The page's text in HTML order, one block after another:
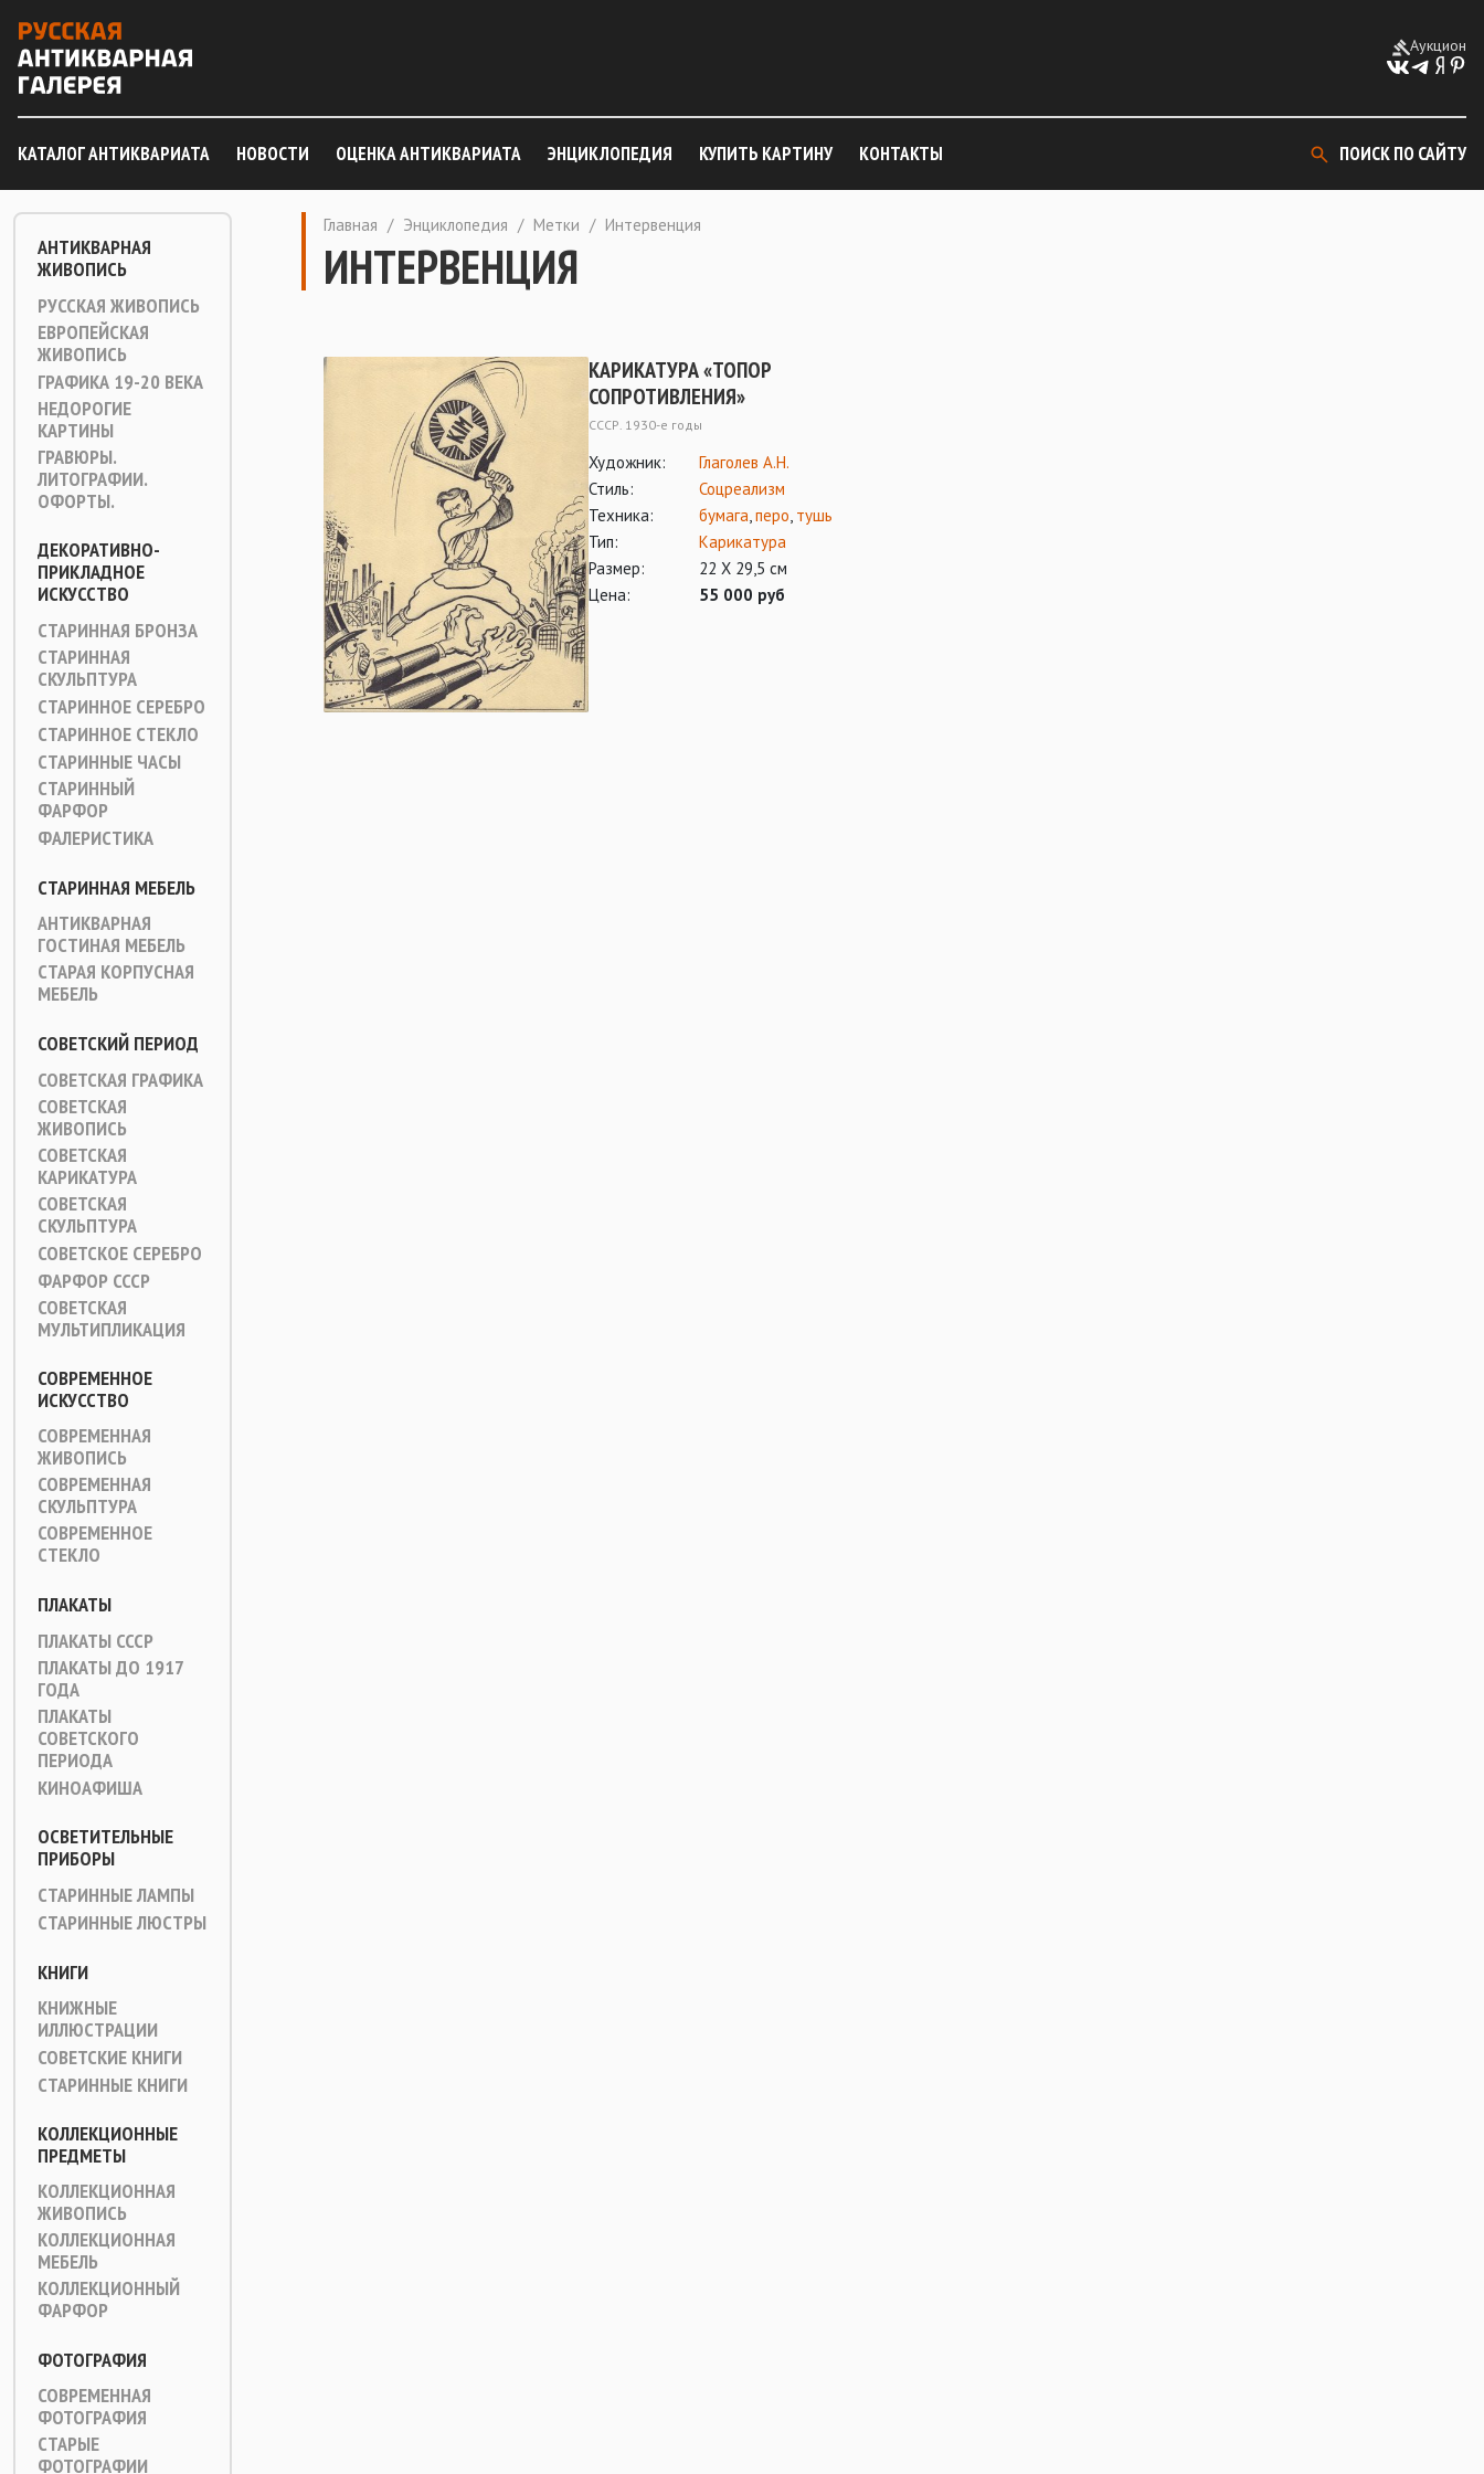
Аукцион
КАТАЛОГ АНТИКВАРИАТА НОВОСТИ ОЦЕНКА АНТИКВАРИАТА ЭНЦИКЛОПЕДИЯ КУПИТЬ КАРТИНУ КОНТАКТЫ ПОИСК ПО САЙТУ
АНТИКВАРНАЯ
ЖИВОПИСЬ
РУССКАЯ ЖИВОПИСЬ
ЕВРОПЕЙСКАЯ
ЖИВОПИСЬ
ГРАФИКА 19-20 ВЕКА
НЕДОРОГИЕ
КАРТИНЫ
ГРАВЮРЫ.
ЛИТОГРАФИИ.
ОФОРТЫ.
ДЕКОРАТИВНО-
ПРИКЛАДНОЕ
ИСКУССТВО
СТАРИННАЯ БРОНЗА
СТАРИННАЯ
СКУЛЬПТУРА
СТАРИННОЕ СЕРЕБРО
СТАРИННОЕ СТЕКЛО
СТАРИННЫЕ ЧАСЫ
СТАРИННЫЙ
ФАРФОР
ФАЛЕРИСТИКА
СТАРИННАЯ МЕБЕЛЬ
АНТИКВАРНАЯ
ГОСТИНАЯ МЕБЕЛЬ
СТАРАЯ КОРПУСНАЯ
МЕБЕЛЬ
СОВЕТСКИЙ ПЕРИОД
СОВЕТСКАЯ ГРАФИКА
СОВЕТСКАЯ
ЖИВОПИСЬ
СОВЕТСКАЯ
КАРИКАТУРА
СОВЕТСКАЯ
СКУЛЬПТУРА
СОВЕТСКОЕ СЕРЕБРО
ФАРФОР СССР
СОВЕТСКАЯ
МУЛЬТИПЛИКАЦИЯ
СОВРЕМЕННОЕ
ИСКУССТВО
СОВРЕМЕННАЯ
ЖИВОПИСЬ
СОВРЕМЕННАЯ
СКУЛЬПТУРА
СОВРЕМЕННОЕ
СТЕКЛО
ПЛАКАТЫ
ПЛАКАТЫ СССР
ПЛАКАТЫ ДО 1917
ГОДА
ПЛАКАТЫ
СОВЕТСКОГО
ПЕРИОДА
КИНОАФИША
ОСВЕТИТЕЛЬНЫЕ
ПРИБОРЫ
СТАРИННЫЕ ЛАМПЫ
СТАРИННЫЕ ЛЮСТРЫ
КНИГИ
КНИЖНЫЕ
ИЛЛЮСТРАЦИИ
СОВЕТСКИЕ КНИГИ
СТАРИННЫЕ КНИГИ
КОЛЛЕКЦИОННЫЕ
ПРЕДМЕТЫ
КОЛЛЕКЦИОННАЯ
ЖИВОПИСЬ
КОЛЛЕКЦИОННАЯ
МЕБЕЛЬ
КОЛЛЕКЦИОННЫЙ
ФАРФОР
ФОТОГРАФИЯ
СОВРЕМЕННАЯ
ФОТОГРАФИЯ
СТАРЫЕ
ФОТОГРАФИИ
Главная / Энциклопедия / Метки / Интервенция
ИНТЕРВЕНЦИЯ
КАРИКАТУРА «ТОПОР
СОПРОТИВЛЕНИЯ»
СССР. 1930-е годы
Художник:
Глаголев А.Н.
Стиль:
Соцреализм
Техника:
бумага,перо, тушь
Тип:
Карикатура
Размер:
22 Х 29,5 см
Цена:
55 000 руб